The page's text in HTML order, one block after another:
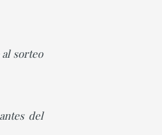
sorteo
del